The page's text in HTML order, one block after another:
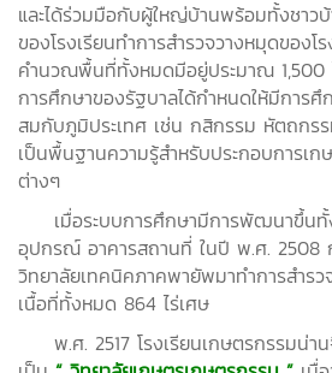
และได้ร่วมมือกับผู้ใหญ่บ้านพร้อมทั้งชา
ของโรงเรียนทำการสำรวจวางหมุดของ
คำนวณพื้นที่ทั้งหมดมีอยู่ประมาณ 1,500
การศึกษาของรัฐบาลได้กำหนดให้มีการศึ
สมกับภูมิประเทศ เช่น กสิกรรม หัตถกร
เป็นพื้นฐานความรู้สำหรับประกอบการเก
ต่างๆ
เมื่อระบบการศึกษามีการพัฒนาขึ้นทั้
อุปกรณ์ อาคารสถานที่ ในปี พ.ศ. 2508
วิทยาลัยเทคนิคภาคพายัพมาทำการสำรว
เนื้อที่ทั้งหมด 864 ไร่เศษ
พ.ศ. 2517 โรงเรียนเกษตรกรรมน่าน